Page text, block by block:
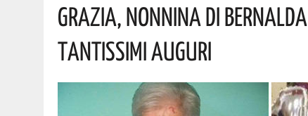
7 AGOSTO 2026 | RAPINA AGGRAVATA A POLICORO: 24ENNE NEI GUAI! L’INTERVENTO DEI
7 AGOSTO 2026 | AD ALIANO LA BANDABARDÒ IN CONCERTO. L’INGRESSO È GRATUITO
Grazia, Nonnina Di
Tantissimi Auguri